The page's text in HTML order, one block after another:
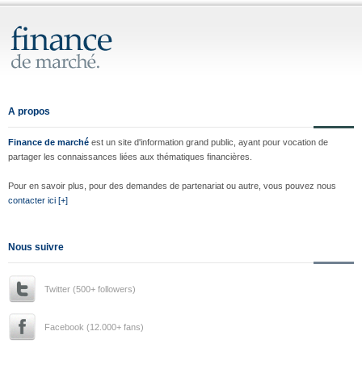
A propos
Finance de marché est un site d'information grand public, ayant pour vocation de
partager les connaissances liées aux thématiques financières.
Pour en savoir plus, pour des demandes de partenariat ou autre, vous pouvez nous
contacter ici [+]
Nous suivre
Twitter (500+ followers)
Facebook (12.000+ fans)